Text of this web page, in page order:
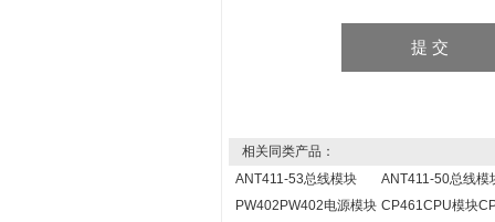
相关同类产品：
ANT411-53总线模块
ANT411-50总线模
PW402PW402电源模块 CP461CPU模块